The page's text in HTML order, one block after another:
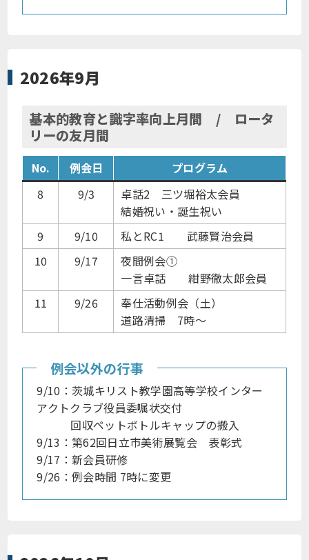
2026年9月
基本的教育と識字率向上月間 / ロータ
リーの友月間
No. 例会日
プログラム
8
9/3
卓話2 三ツ堀裕太会員
結婚祝い・誕生祝い
9
9/10
私とRC1 武藤賢治会員
10
9/17
夜間例会①
一言卓話 紺野徹太郎会員
11
9/26
奉仕活動例会（土）
道路清掃 7時～
例会以外の行事
9/10：茨城キリスト教学園高等学校インター
アクトクラブ役員委嘱状交付
回収ペットボトルキャップの搬入
9/13：第62回日立市美術展覧会 表彰式
9/17：新会員研修
9/26：例会時間 7時に変更